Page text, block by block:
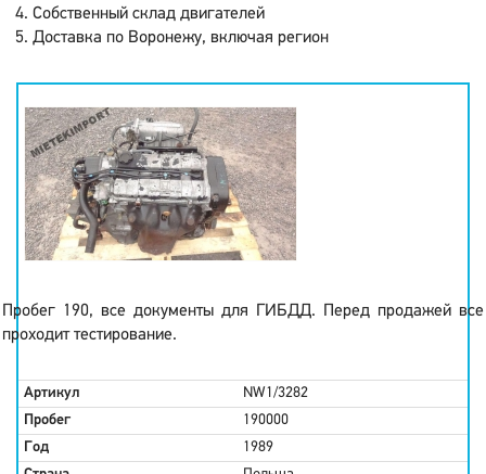
Собственный склад двигателей
Доставка по Воронежу, включая регион
Пробег 190, все документы для ГИБДД. Перед продажей все
проходит тестирование.
Артикул
NW1/3282
Пробег
190000
Год
1989